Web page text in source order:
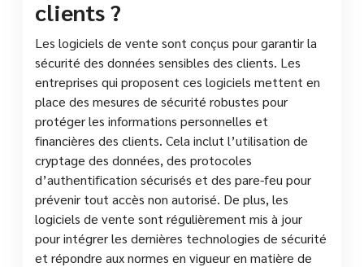
clients ?
Les logiciels de vente sont conçus pour garantir la
sécurité des données sensibles des clients. Les
entreprises qui proposent ces logiciels mettent en
place des mesures de sécurité robustes pour
protéger les informations personnelles et
financières des clients. Cela inclut l’utilisation de
cryptage des données, des protocoles
d’authentification sécurisés et des pare-feu pour
prévenir tout accès non autorisé. De plus, les
logiciels de vente sont régulièrement mis à jour
pour intégrer les dernières technologies de sécurité
et répondre aux normes en vigueur en matière de